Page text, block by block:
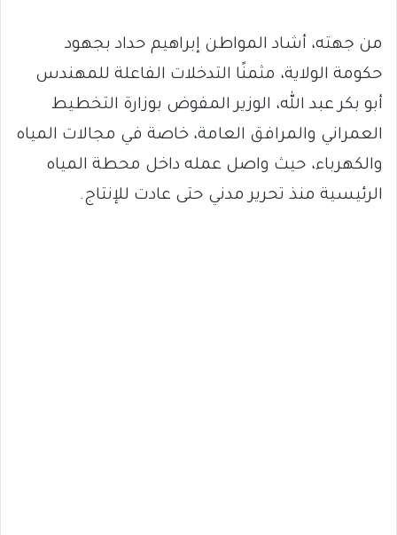
من جهته، أشاد المواطن إبراهيم حداد بجهود
حكومة الولاية، مثمنًا التدخلات الفاعلة للمهندس
أبو بكر عبد الله، الوزير المفوض بوزارة التخطيط
العمراني والمرافق العامة، خاصة في مجالات المياه
والكهرباء، حيث واصل عمله داخل محطة المياه
الرئيسية منذ تحرير مدني حتى عادت للإنتاج.